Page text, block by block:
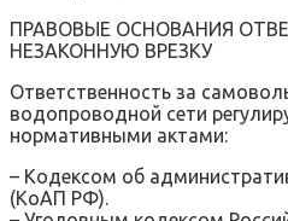
ПРАВОВЫЕ ОСНОВАНИЯ
НЕЗАКОННУЮ ВРЕЗКУ
Ответственность за
водопроводной сети
нормативными актами:
– Кодексом об
(КоАП РФ).